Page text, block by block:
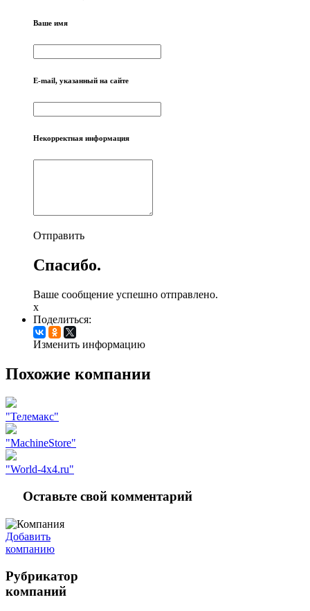
Ваше имя
E-mail, указанный на сайте
Некорректная информация
Отправить
Спасибо.
Ваше сообщение успешно отправлено.
x
Поделиться:
Изменить информацию
Похожие компании
"Телемакс"
"MachineStore"
"World-4x4.ru"
Оставьте свой комментарий
Добавить
компанию
Рубрикатор
компаний